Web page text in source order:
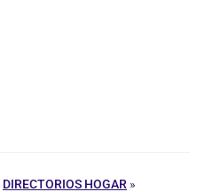
DIRECTORIOS HOGAR »